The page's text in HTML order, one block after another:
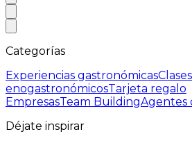
Categorías
Experiencias gastronómicas
enogastronómicosTarjeta regalo
EmpresasTeam BuildingAgentes
Déjate inspirar